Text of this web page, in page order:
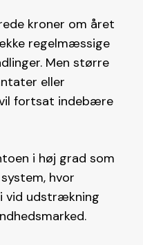
kroner om året
regelmæssige
Men større
eller
fortsat indebære
i høj grad som
hvor
vid udstrækning